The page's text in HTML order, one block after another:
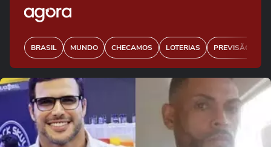
BRASIL MUNDO CHECAMOS LOTERIAS PREVISÃO DO
Ops!
Não foi possível reproduzir o vídeo